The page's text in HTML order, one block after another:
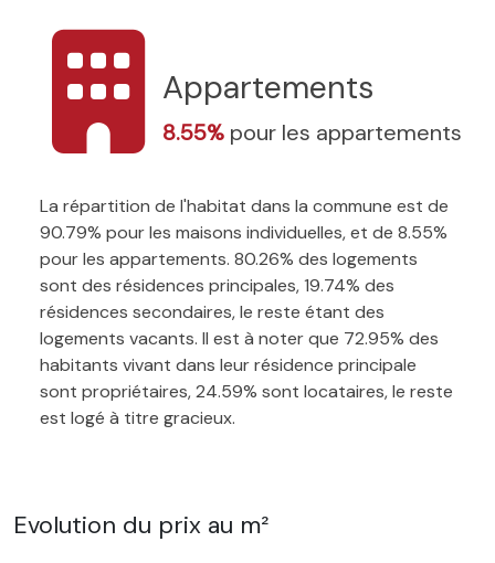
Appartements
8.55% pour les appartements
La répartition de l'habitat dans la commune est de
90.79% pour les maisons individuelles, et de 8.55%
pour les appartements. 80.26% des logements
sont des résidences principales, 19.74% des
résidences secondaires, le reste étant des
logements vacants. Il est à noter que 72.95% des
habitants vivant dans leur résidence principale
sont propriétaires, 24.59% sont locataires, le reste
est logé à titre gracieux.
Evolution du prix au m²